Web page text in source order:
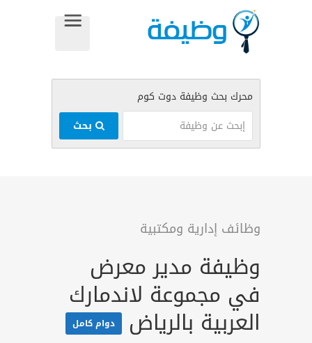
وظائف إدارية ومكتبية
وظيفة مدير معرض
في مجموعة لاندمارك
العربية بالرياض دوام كامل